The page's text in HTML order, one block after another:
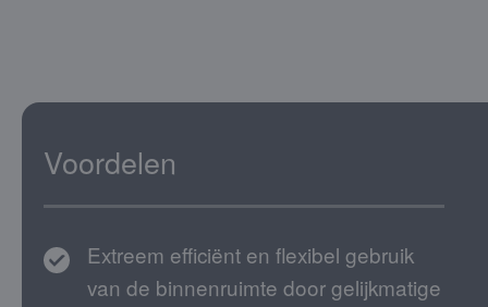
Voordelen
Extreem efficiënt en flexibel gebruik
van de binnenruimte door gelijkmatige